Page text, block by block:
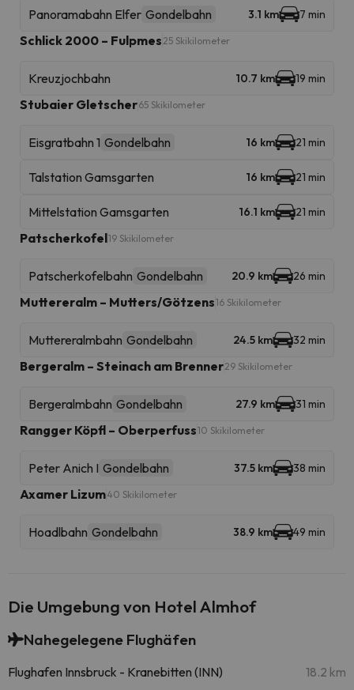
Panoramabahn Elfer Gondelbahn 3.1 km 7 min
Schlick 2000 – Fulpmes 25 Skikilometer
Kreuzjochbahn 10.7 km 19 min
Stubaier Gletscher65 Skikilometer
Eisgratbahn 1 Gondelbahn 16 km 21 min
Talstation Gamsgarten 16 km 21 min
Mittelstation Gamsgarten 16.1 km 21 min
Patscherkofel19 Skikilometer
Patscherkofelbahn Gondelbahn 20.9 km 26 min
Muttereralm – Mutters/Götzens16 Skikilometer
Muttereralmbahn Gondelbahn 24.5 km 32 min
Bergeralm – Steinach am Brenner29 Skikilometer
Bergeralmbahn Gondelbahn 27.9 km 31 min
Rangger Köpfl – Oberperfuss10 Skikilometer
Peter Anich I Gondelbahn 37.5 km 38 min
Axamer Lizum40 Skikilometer
Hoadlbahn Gondelbahn 38.9 km 49 min
Die Umgebung von Hotel Almhof
Nahegelegene Flughäfen
Flughafen Innsbruck - Kranebitten (INN) 18.2 km